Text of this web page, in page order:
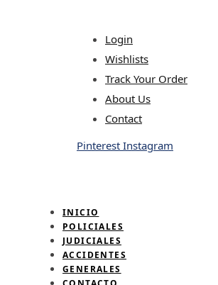
Login
Wishlists
Track Your Order
About Us
Contact
Pinterest Instagram
INICIO
POLICIALES
JUDICIALES
ACCIDENTES
GENERALES